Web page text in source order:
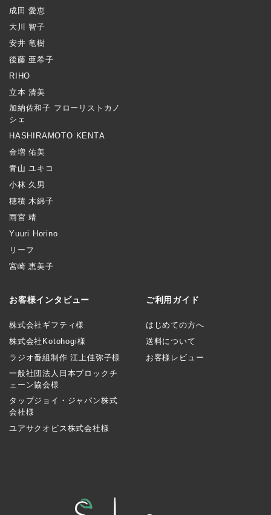
成田 愛恵
大川 智子
安井 竜樹
後藤 亜希子
RIHO
立本 清美
加納佐和子 フローリストカノ
シェ
HASHIRAMOTO KENTA
金増 佑美
青山 ユキコ
小林 久男
穂積 木綿子
雨宮 靖
Yuuri Horino
リーフ
宮崎 恵美子
お客様インタビュー
株式会社ギフティ様
株式会社Kotohogi様
ラジオ番組制作 江上佳弥子様
一般社団法人日本ブロックチ
ェーン協会様
タップジョイ・ジャパン株式
会社様
ユアサクオビス株式会社様
ご利用ガイド
はじめての方へ
送料について
お客様レビュー